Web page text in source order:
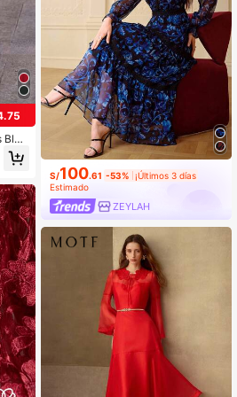
R
S/100.61 -53% ¡Últimos 3 días
Estimado
ZEYLAH